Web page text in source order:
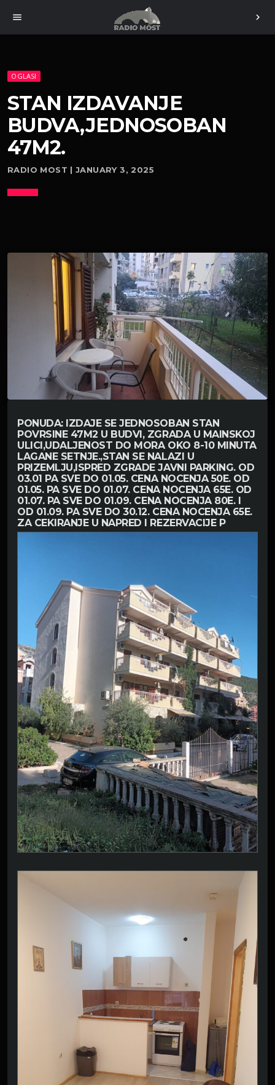
menu chevron_right
OGLASI
STAN IZDAVANJE
BUDVA,JEDNOSOBAN
47M2.
RADIO MOST | JANUARY 3, 2025
PONUDA: IZDAJE SE JEDNOSOBAN STAN
POVRSINE 47M2 U BUDVI, ZGRADA U MAINSKOJ
ULICI,UDALJENOST DO MORA OKO 8-10 MINUTA
LAGANE SETNJE.,STAN SE NALAZI U
PRIZEMLJU,ISPRED ZGRADE JAVNI PARKING. OD
03.01 PA SVE DO 01.05. CENA NOCENJA 50E. OD
01.05. PA SVE DO 01.07. CENA NOCENJA 65E. OD
01.07. PA SVE DO 01.09. CENA NOCENJA 80E. I
OD 01.09. PA SVE DO 30.12. CENA NOCENJA 65E.
ZA CEKIRANJE U NAPRED I REZERVACIJE P